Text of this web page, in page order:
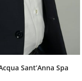
Sant’Anna Spa